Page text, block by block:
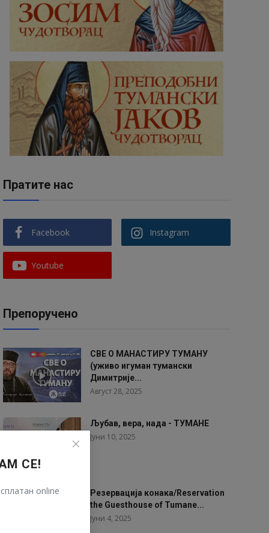
СЕ!
online
Пратите нас
Facebook Instagram
Youtube
Препоручено
СВЕ О МАНАСТИРУ ТУМАНУ
(уживо игуман тумански
Димитрије...
Август 28, 2025
Љубав, вера, нада - ТУМАНЕ
Јуни 10, 2025
Резервација конака/Reservation
the Guesthouse of Tumane...
Јуни 4, 2025